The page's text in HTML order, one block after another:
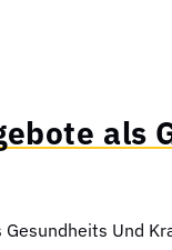
als
Und